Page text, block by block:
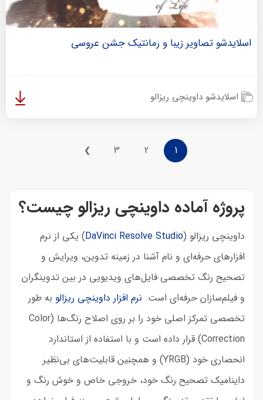
اسلایدشو تصاویر زیبا و رمانتیک جشن عروسی
اسلایدشو داوینچی ریزالو
1
2
3
❯
پروژه آماده داوینچی ریزالو چیست؟
داوینچی ریزالو (DaVinci Resolve Studio) یکی از نرم
افزارهای حرفه‌ای و نام آشنا در زمینه تدوین، ویرایش و
تصحیح رنگ تخصصی فایل‌های ویدیویی در بین تدوینگران
و فیلم‌سازان حرفه‌ای است. نرم افزار داوینچی ریزالو به طور
تخصصی تمرکز اصلی خود را بر روی اصلاح رنگ‌ها (Color
Correction) قرار داده است و با استفاده از استاندارد
انحصاری خود (YRGB) و همچنین قابلیت‌های بی‌نظیر
داینامیک تصحیح رنگ خود، خروجی خاص و خوش رنگ و